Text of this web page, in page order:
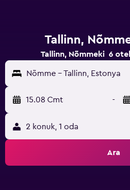
Tallinn,
Tallinn, Nõmmeki 6
Nõmme - Tallinn, Estonya
15.08 Cmt -
2 konuk, 1 oda
Ara